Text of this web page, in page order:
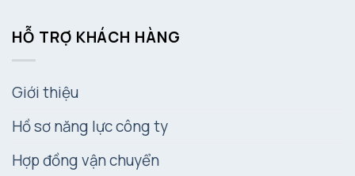
HỖ TRỢ KHÁCH HÀNG
Giới thiệu
Hồ sơ năng lực công ty
Hợp đồng vận chuyển